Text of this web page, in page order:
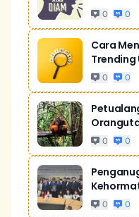
0 0
Cara
Trending
0 0
0 0
0 0